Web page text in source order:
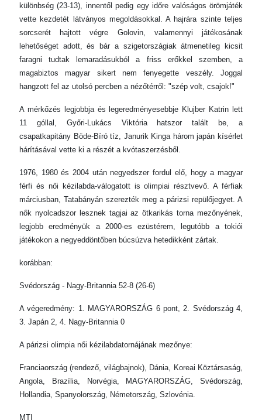
különbség (23-13), innentől pedig egy időre valóságos örömjáték
vette kezdetét látványos megoldásokkal. A hajrára szinte teljes
sorcserét hajtott végre Golovin, valamennyi játékosának
lehetőséget adott, és bár a szigetországiak átmenetileg kicsit
faragni tudtak lemaradásukból a friss erőkkel szemben, a
magabiztos magyar sikert nem fenyegette veszély. Joggal
hangzott fel az utolsó percben a nézőtérről: "szép volt, csajok!"
A mérkőzés legjobbja és legeredményesebbje Klujber Katrin lett
11 góllal, Győri-Lukács Viktória hatszor talált be, a
csapatkapitány Böde-Bíró tíz, Janurik Kinga három japán kísérlet
hárításával vette ki a részét a kvótaszerzésből.
1976, 1980 és 2004 után negyedszer fordul elő, hogy a magyar
férfi és női kézilabda-válogatott is olimpiai résztvevő. A férfiak
márciusban, Tatabányán szerezték meg a párizsi repülőjegyet. A
nők nyolcadszor lesznek tagjai az ötkarikás torna mezőnyének,
legjobb eredményük a 2000-es ezüstérem, legutóbb a tokiói
játékokon a negyeddöntőben búcsúzva hetedikként zártak.
korábban:
Svédország - Nagy-Britannia 52-8 (26-6)
A végeredmény: 1. MAGYARORSZÁG 6 pont, 2. Svédország 4,
3. Japán 2, 4. Nagy-Britannia 0
A párizsi olimpia női kézilabdatornájának mezőnye:
Franciaország (rendező, világbajnok), Dánia, Koreai Köztársaság,
Angola, Brazília, Norvégia, MAGYARORSZÁG, Svédország,
Hollandia, Spanyolország, Németország, Szlovénia.
MTI